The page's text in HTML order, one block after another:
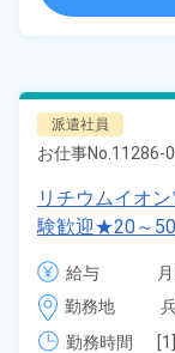
派遣社員
お仕事No. 11286-
リチウムイオ
験歓迎★20～
円！生活支援
任旅費会社負
わじ市》
給与
勤務地
勤務時間